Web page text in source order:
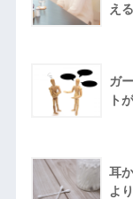
え
ガ
ト
耳
よ